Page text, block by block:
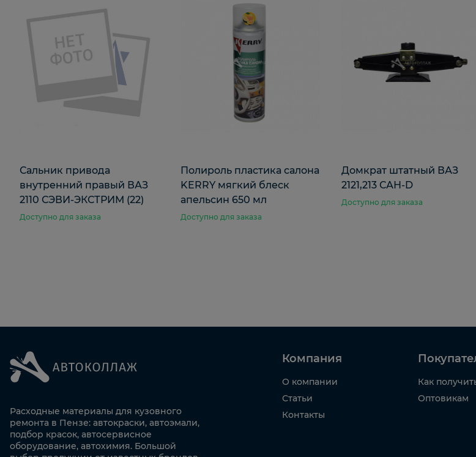
Сальник привода
внутренний правый ВАЗ
2110 СЭВИ-ЭКСТРИМ (22)
Доступно для заказа
Полироль пластика салона
KERRY мягкий блеск
апельсин 650 мл
Доступно для заказа
Домкрат штатный ВАЗ
2121,213 САН-D
Доступно для заказа
Расходные материалы для кузовного
ремонта в Пензе: автокраски, автоэмали,
подбор красок, автосервисное
оборудование, автохимия. Большой
Компания
О компании
Статьи
Контакты
Как
Оптовикам